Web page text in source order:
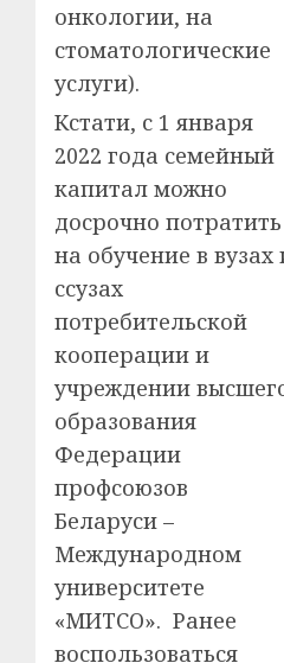
онкологии, на
стоматологические
услуги).
Кстати, с 1 января
2022 года семейный
капитал можно
досрочно потратить
на обучение в вузах
ссузах
потребительской
кооперации и
учреждении
образования
Федерации
профсоюзов
Беларуси –
Международном
университете
«МИТСО». Ранее
воспользоваться